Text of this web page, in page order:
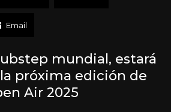
Email
mundial, estará
próxima edición de
Air 2025